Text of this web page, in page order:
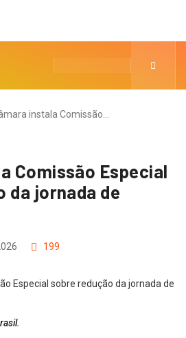
instala Comissão…
Comissão Especial
da jornada de
199